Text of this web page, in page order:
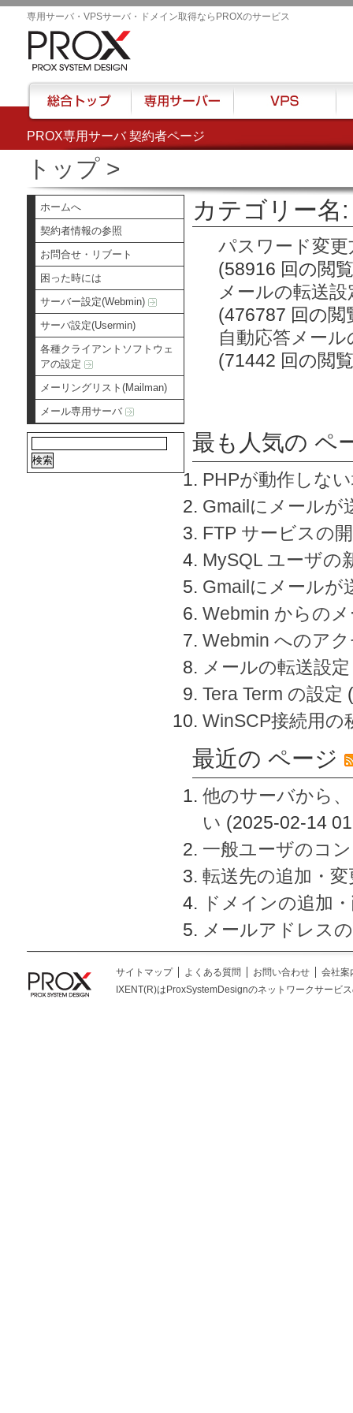
PROX専用サーバ 契約者ページ
専用サーバ・VPSサーバ・ドメイン取得ならPROXのサービス
トップ>
ホームへ
契約者情報の参照
お問合せ・リブート
困った時には
サーバー設定(Webmin)
サーバ設定(Usermin)
各種クライアントソフトウェ
アの設定
メーリングリスト(Mailman)
メール専用サーバ
カテゴリー名
パスワード変更
(58916 回の閲
メールの転送設
(476787 回の閲
自動応答メール
(71442 回の閲
最も人気の ペ
PHPが動作しな
Gmailにメールが
FTP サービスの
MySQL ユーザの
Gmailにメールが
Webmin からの
Webmin へのア
メールの転送設定
Tera Term の設定
WinSCP接続用の
最近の ページ
他のサーバから
い (2025-02-14
一般ユーザのコ
転送先の追加・
ドメインの追加
メールアドレス
総合トップ 専用サーバー VPS ハ
サイトマップ よくある質問 お問い合わせ
会社案
IXENT(R)はProxSystemDesignのネットワークサービ